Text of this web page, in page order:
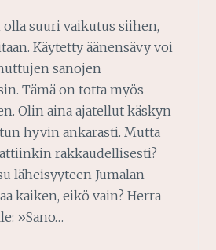
olla suuri vaikutus siihen,
Käytetty äänensävy voi
sanojen
Tämä on totta myös
Olin aina ajatellut käskyn
hyvin ankarasti. Mutta
rakkaudellisesti?
läheisyyteen Jumalan
kaiken, eikö vain? Herra
»Sano…